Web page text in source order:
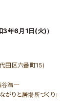
みなさま）
例集
3年6月1日(火)）
田区六番町15)
浩一
がりと居場所づくり」